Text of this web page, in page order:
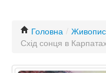
Головна / Живопис
Схід сонця в